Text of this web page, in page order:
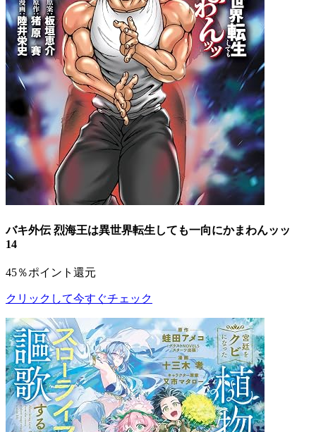
バキ外伝 烈海王は異世界転生しても一向にかまわんッッ
14
45％ポイント還元
クリックして今すぐチェック